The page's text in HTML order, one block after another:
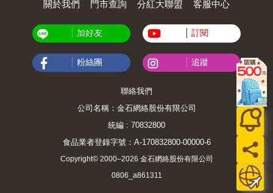
關於我們 門市查詢 分紅大聯盟 客服中心
加好友 訂閱
粉絲團 追蹤
聯絡我們
公司名稱：金石網絡股份有限公司
統編 : 70832800
食品業者登錄字號：A-170832800-00000-6
Copyright© 2000–2026 金石網絡股份有限公司
0806_a861311